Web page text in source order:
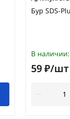
Бур SDS-
В наличии:
59 ₽/шт